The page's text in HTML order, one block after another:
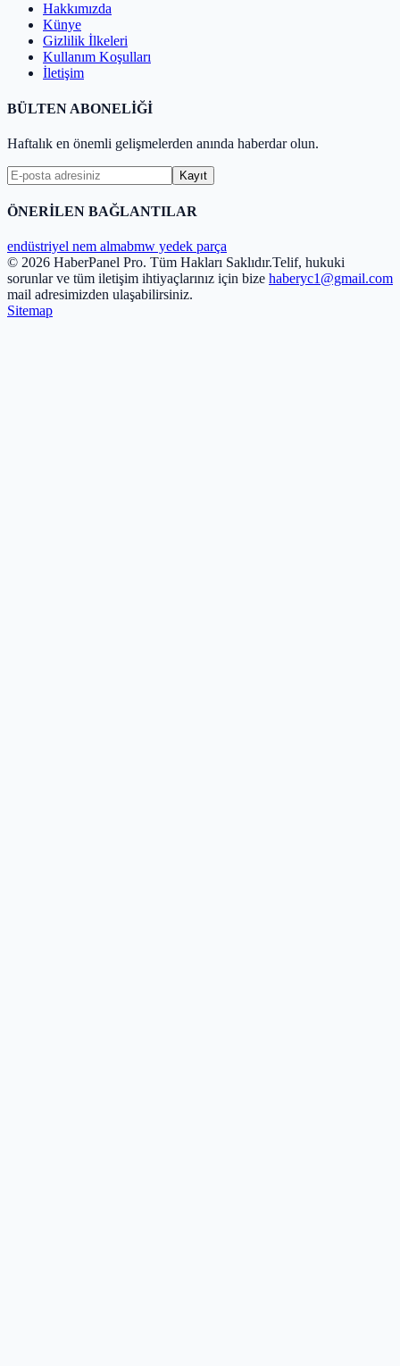
Hakkımızda
Künye
Gizlilik İlkeleri
Kullanım Koşulları
İletişim
BÜLTEN ABONELİĞİ
Haftalık en önemli gelişmelerden anında haberdar olun.
Kayıt
ÖNERİLEN BAĞLANTILAR
endüstriyel nem almabmw yedek parça
© 2026 HaberPanel Pro. Tüm Hakları Saklıdır.Telif, hukuki
sorunlar ve tüm iletişim ihtiyaçlarınız için bize haberyc1@gmail.com
mail adresimizden ulaşabilirsiniz.
Sitemap